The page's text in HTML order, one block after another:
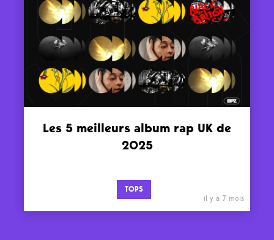
Les 5 meilleurs album rap UK de
2025
TOPS
il y a 7 mois